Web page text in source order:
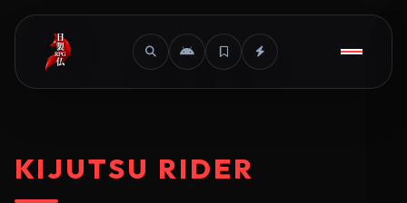
KIJUTSU RIDER